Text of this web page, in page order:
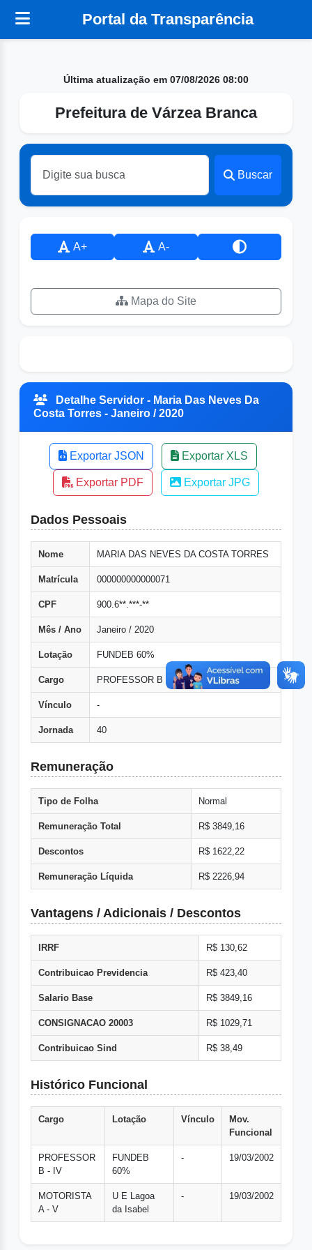
Portal da Transparência
Última atualização em 07/08/2026 08:00
Prefeitura de Várzea Branca
Buscar
A+ A-
Mapa do Site
Detalhe Servidor - Maria Das Neves Da
Costa Torres - Janeiro / 2020
Exportar JSON Exportar XLS
Exportar PDF Exportar JPG
Dados Pessoais
Nome MARIA DAS NEVES DA COSTA TORRES
Matrícula 000000000000071
CPF 900.6**.***-**
Mês / Ano Janeiro / 2020
Lotação FUNDEB 60%
Cargo PROFESSOR B - IV
Vínculo -
Jornada 40
Remuneração
Tipo de Folha Normal
Remuneração Total R$ 3849,16
Descontos R$ 1622,22
Remuneração Líquida R$ 2226,94
Vantagens / Adicionais / Descontos
IRRF R$ 130,62
Contribuicao Previdencia R$ 423,40
Salario Base R$ 3849,16
CONSIGNACAO 20003 R$ 1029,71
Contribuicao Sind R$ 38,49
Histórico Funcional
Cargo Lotação Vínculo
Mov.
Funcional
PROFESSOR
B - IV
FUNDEB
60%
- 19/03/2002
MOTORISTA
A - V
U E Lagoa
da Isabel
- 19/03/2002